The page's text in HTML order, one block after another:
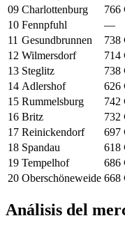
09 Charlottenburg 766
10 Fennpfuhl —
11 Gesundbrunnen 738
12 Wilmersdorf 714
13 Steglitz 738
14 Adlershof 626
15 Rummelsburg 742
16 Britz 732
17 Reinickendorf 697
18 Spandau 618
19 Tempelhof 686
20 Oberschöneweide 668
Análisis del